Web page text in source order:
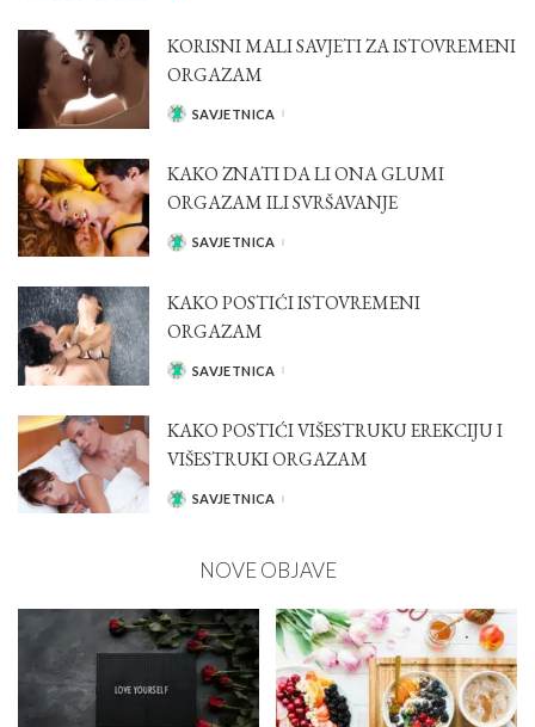
KORISNI MALI SAVJETI ZA ISTOVREMENI
ORGAZAM
POSTED
SAVJETNICA
KAKO ZNATI DA LI ONA GLUMI
ORGAZAM ILI SVRŠAVANJE
POSTED
SAVJETNICA
KAKO POSTIĆI ISTOVREMENI
ORGAZAM
POSTED
SAVJETNICA
KAKO POSTIĆI VIŠESTRUKU EREKCIJU I
VIŠESTRUKI ORGAZAM
POSTED
SAVJETNICA
NOVE OBJAVE